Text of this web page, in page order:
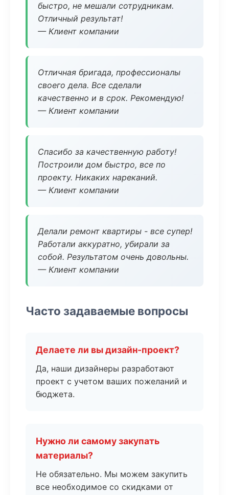
быстро, не мешали сотрудникам.
Отличный результат!
— Клиент компании
Отличная бригада, профессионалы
своего дела. Все сделали
качественно и в срок. Рекомендую!
— Клиент компании
Спасибо за качественную работу!
Построили дом быстро, все по
проекту. Никаких нареканий.
— Клиент компании
Делали ремонт квартиры - все супер!
Работали аккуратно, убирали за
собой. Результатом очень довольны.
— Клиент компании
Часто задаваемые вопросы
Делаете ли вы дизайн-проект?
Да, наши дизайнеры разработают
проект с учетом ваших пожеланий и
бюджета.
Нужно ли самому закупать
материалы?
Не обязательно. Мы можем закупить
все необходимое со скидками от